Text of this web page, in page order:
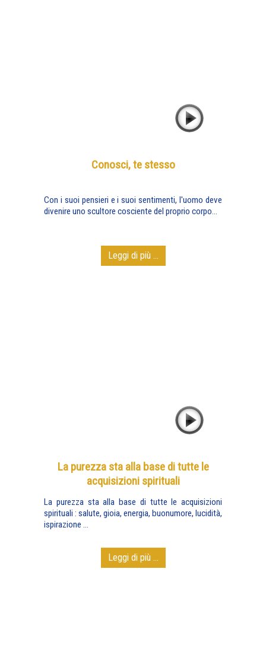
Conosci, te stesso
Con i suoi pensieri e i suoi sentimenti, l'uomo deve
divenire uno scultore cosciente del proprio corpo...
Leggi di più ...
La purezza sta alla base di tutte le
acquisizioni spirituali
La purezza sta alla base di tutte le acquisizioni
spirituali : salute, gioia, energia, buonumore, lucidità,
ispirazione ...
Leggi di più ...